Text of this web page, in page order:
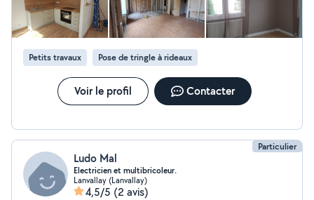
Petits travaux Pose de tringle à rideaux
Voir le profil Contacter
Particulier
Ludo Mal
Electricien et multibricoleur.
Lanvallay (Lanvallay)
4,5/5 (2 avis)